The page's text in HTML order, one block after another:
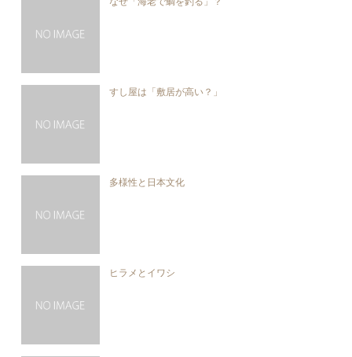
すし屋は「敷居が高い？」
多様性と日本文化
ヒラメとイワシ